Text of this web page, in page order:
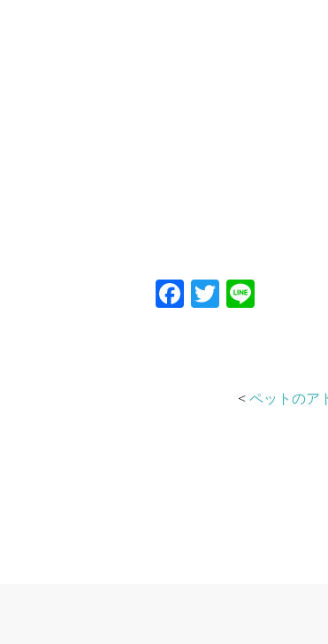
Facebook
Twitter
< ペットのア